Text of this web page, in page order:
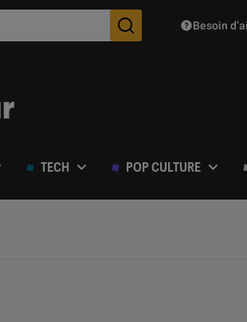
Des suggestions
Besoin
TECH POP CULTURE